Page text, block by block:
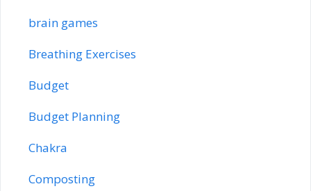
brain games
Breathing Exercises
Budget
Budget Planning
Chakra
Composting